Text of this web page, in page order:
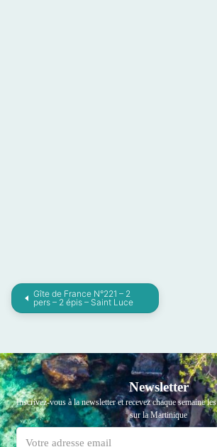
Gîte de France N°221 – 2
pers – 2 épis – Saint Luce
Newsletter
Inscrivez-vous à la newsletter et recevez chaque semaine
sur la Martinique